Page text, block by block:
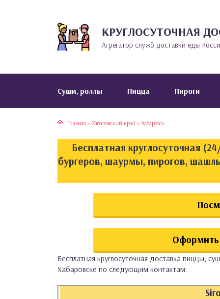
КРУГЛОСУТОЧНАЯ
Агрегатор служб доставки еды
Cуши, роллы Пицца Пироги
Главная » Хабаровский край » Хабаровск
Бесплатная круглосуточная
бургеров, шаурмы, пирогов,
Оформить
Бесплатная круглосуточная доставка пиццы,
Хабаровске по следующим контактам:
кухня